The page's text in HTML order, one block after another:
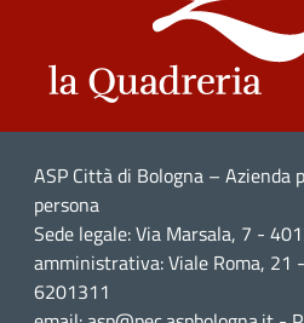
ASP Città di Bologna – Azienda
persona
Sede legale: Via Marsala, 7 -
amministrativa: Viale Roma, 21
6201311